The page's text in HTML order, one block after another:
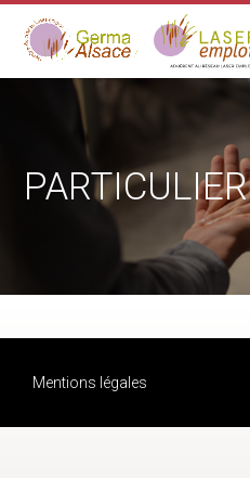
PARTICULIER
Mentions légales